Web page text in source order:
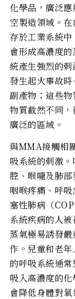
化學品，廣泛
空製造領域。
存於工業系統
會形成高濃度
統產生強烈的
發生起火事故
副產物；這些
物質截然不同
廣泛的區域。
與MMA接觸相
吸系統的刺激
腔、喉嚨及肺
咽喉疼痛、呼
塞性肺病（
系統疾病的人
蒸氣極易誘發
作。兒童和老
的呼吸系統通
吸入高濃度的
會降低身體對